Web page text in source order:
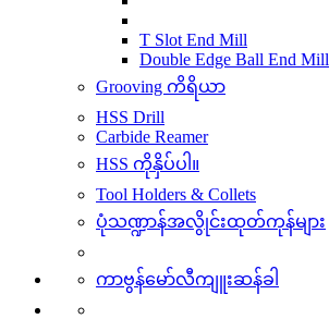
T Slot End Mill
Double Edge Ball End Mill
Grooving ကိရိယာ
HSS Drill
Carbide Reamer
HSS ကိုနှိပ်ပါ။
Tool Holders & Collets
ပုံသဏ္ဍာန်အလွိုင်းထုတ်ကုန်များ
ကာဗွန်မော်လီကျူးဆန်ခါ